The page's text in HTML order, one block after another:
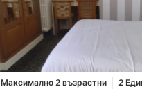
Максимално 2 възрастни
2